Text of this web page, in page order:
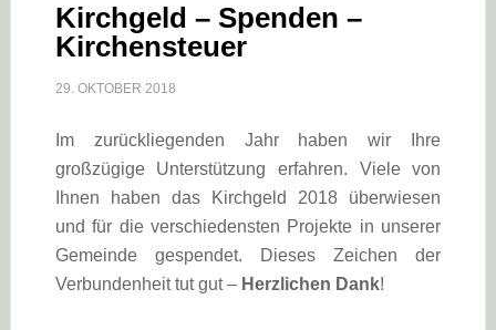
Kirchgeld – Spenden –
Kirchensteuer
29. OKTOBER 2018
m zurückliegenden Jahr haben wir Ihre
großzügige Unterstützung erfahren. Viele von
Ihnen haben das Kirchgeld 2018 überwiesen
und für die verschiedensten Projekte in unserer
Gemeinde gespendet. Dieses Zeichen der
Verbundenheit tut gut – Herzlichen Dank!